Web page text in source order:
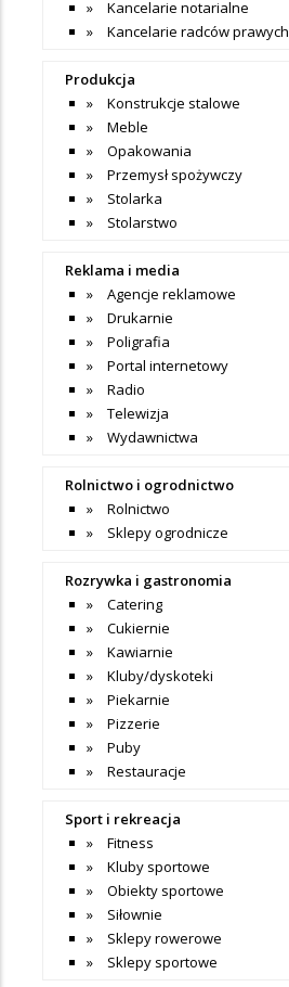
Kancelarie notarialne
Kancelarie radców prawych
Produkcja
Konstrukcje stalowe
Meble
Opakowania
Przemysł spożywczy
Stolarka
Stolarstwo
Reklama i media
Agencje reklamowe
Drukarnie
Poligrafia
Portal internetowy
Radio
Telewizja
Wydawnictwa
Rolnictwo i ogrodnictwo
Rolnictwo
Sklepy ogrodnicze
Rozrywka i gastronomia
Catering
Cukiernie
Kawiarnie
Kluby/dyskoteki
Piekarnie
Pizzerie
Puby
Restauracje
Sport i rekreacja
Fitness
Kluby sportowe
Obiekty sportowe
Siłownie
Sklepy rowerowe
Sklepy sportowe